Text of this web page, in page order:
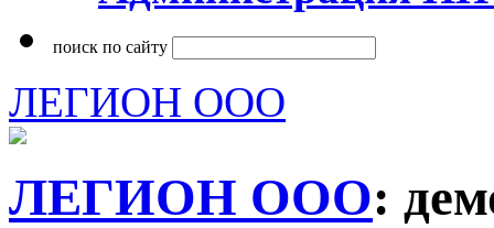
поиск по сайту
ЛЕГИОН ООО
ЛЕГИОН ООО: